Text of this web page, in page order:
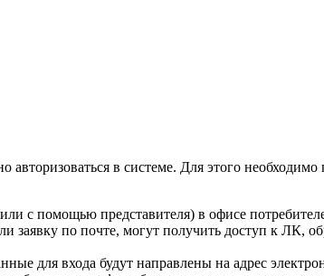
в системе. Для этого
с помощью представителя) в офисе
заявку по почте, могут получить доступ к ЛК,
для входа будут направлены на адрес